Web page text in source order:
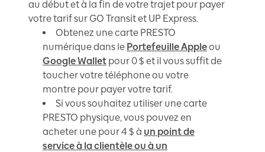
au début et à la fin de votre trajet pour payer
votre tarif sur GO Transit et UP Express.
Obtenez une carte PRESTO
numérique dans le Portefeuille Appleou
Google Wallet pour 0 $ et il vous suffit de
toucher votre téléphone ou votre
montre pour payer votre tarif.
Si vous souhaitez utiliser une carte
PRESTO physique, vous pouvez en
acheter une pour 4 $ à un point de
service à la clientèle ou à un